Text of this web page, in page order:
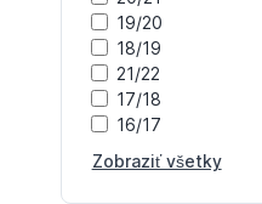
19/20
18/19
21/22
17/18
16/17
Zobraziť všetky